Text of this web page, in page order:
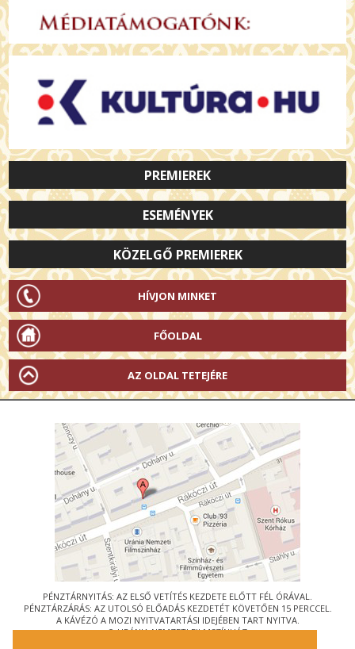
PREMIEREK
ESEMÉNYEK
KÖZELGŐ PREMIEREK
HÍVJON MINKET
FŐOLDAL
AZ OLDAL TETEJÉRE
PÉNZTÁRNYITÁS: AZ ELSŐ VETÍTÉS KEZDETE ELŐTT FÉL ÓRÁVAL.
PÉNZTÁRZÁRÁS: AZ UTOLSÓ ELŐADÁS KEZDETÉT KÖVETŐEN 15 PERCCEL.
A KÁVÉZÓ A MOZI NYITVATARTÁSI IDEJÉBEN TART NYITVA.
© URÁNIA NEMZETI FILMSZÍNHÁZ